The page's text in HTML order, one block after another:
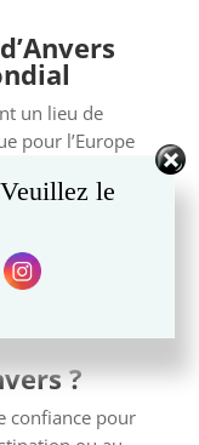
un lieu de
pour l’Europe
à
à adopter des
pour les ports
?
confiance pour
le